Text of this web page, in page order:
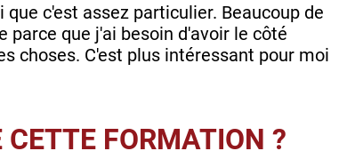
que c'est assez particulier. Beaucoup de
parce que j'ai besoin d'avoir le côté
choses. C'est plus intéressant pour moi
FORMATION ?